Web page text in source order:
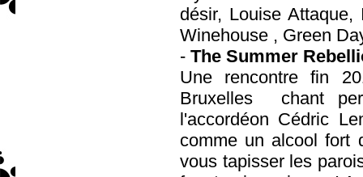
désir, Louise
Winehouse , Green
- The Summer
Une rencontre fin
Bruxelles chant
l'accordéon Cédric
comme un alcool fort
vous tapisser les